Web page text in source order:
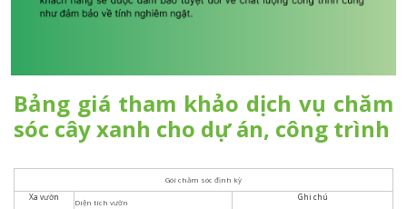
Bảng giá tham khảo dịch vụ chăm
sóc cây xanh cho dự án, công trình